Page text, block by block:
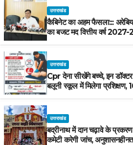
उत्तराखंड
कैबिनेट का अहम फैसला:::
का बजट मद वित्तीय वर्ष
उत्तराखंड
Cpr देना सीखेंगे बच्चे, इन
बलूनी स्कूल में मिलेगा प्रशिक्षण,
उत्तराखंड
बद्रीनाथ में दान चढ़ावे के
कमेटी करेगी जांच,